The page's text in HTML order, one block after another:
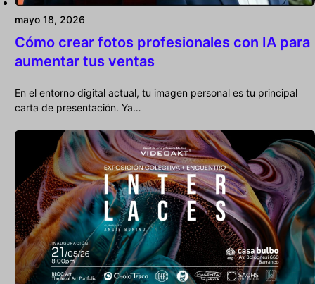
mayo 18, 2026
Cómo crear fotos profesionales con IA para
aumentar tus ventas
En el entorno digital actual, tu imagen personal es tu principal
carta de presentación. Ya…